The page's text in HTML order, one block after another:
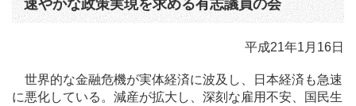
速やかな政策実現を求める有志議員の会
平成21年1月16日
世界的な金融危機が実体経済に波及し、日本経済も急速
に悪化している。減産が拡大し、深刻な雇用不安、国民生